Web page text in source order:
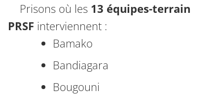
Prisons où les 13 équipes-terrain
PRSF interviennent :
Bamako
Bandiagara
Bougouni